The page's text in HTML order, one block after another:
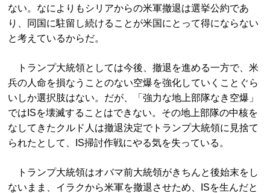
ない。なによりもシリアからの米軍撤退は選挙公約であ
り、同国に駐留し続けることが米国にとって得にならない
と考えているからだ。
トランプ大統領としては今後、撤退を進める一方で、米
兵の人命を損なうことのない空爆を強化していくことぐら
いしか選択肢はない。だが、「強力な地上部隊なき空爆」
ではISを壊滅することはできない。その地上部隊の中核を
なしてきたクルド人は撤退決定でトランプ大統領に見捨て
られたとして、IS掃討作戦にやる気を失っている。
トランプ大統領はオバマ前大統領がきちんと後始末をし
ないまま、イラクから米軍を撤退させため、ISを生んだと